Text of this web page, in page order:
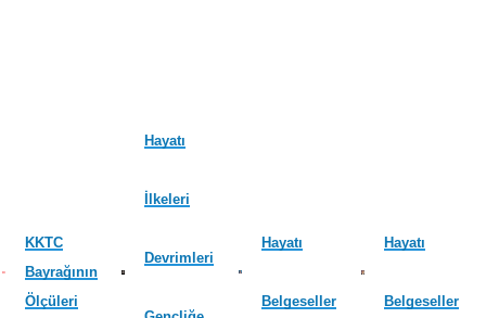
KKTC
Bayrağının
Ölçüleri
Hayatı
İlkeleri
Devrimleri
Hayatı
Belgeseller
Hayatı
Belgeseller